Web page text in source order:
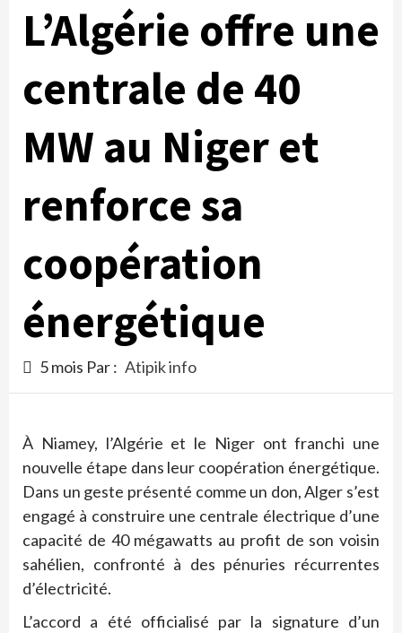
L’Algérie offre une
centrale de 40
MW au Niger et
renforce sa
coopération
énergétique
5 mois Par : Atipik info
À Niamey, l’Algérie et le Niger ont franchi une
nouvelle étape dans leur coopération énergétique.
Dans un geste présenté comme un don, Alger s’est
engagé à construire une centrale électrique d’une
capacité de 40 mégawatts au profit de son voisin
sahélien, confronté à des pénuries récurrentes
d’électricité.
L’accord a été officialisé par la signature d’un